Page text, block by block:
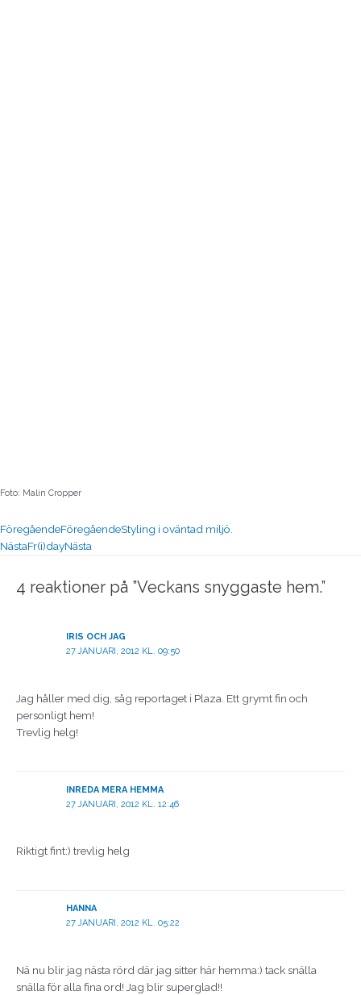
Foto: Malin Cropper
FöregåendeFöregåendeStyling i oväntad miljö.
NästaFr(i)dayNästa
4 reaktioner på ”Veckans snyggaste hem.”
IRIS OCH JAG
27 JANUARI, 2012 KL. 09:50
Jag håller med dig, såg reportaget i Plaza. Ett grymt fin och
personligt hem!
Trevlig helg!
INREDA MERA HEMMA
27 JANUARI, 2012 KL. 12:46
Riktigt fint:) trevlig helg
HANNA
27 JANUARI, 2012 KL. 05:22
Nä nu blir jag nästa rörd där jag sitter här hemma:) tack snälla
snälla för alla fina ord! Jag blir superglad!!